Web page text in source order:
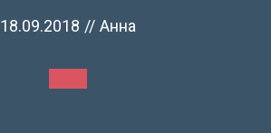
18.09.2018 // Анна